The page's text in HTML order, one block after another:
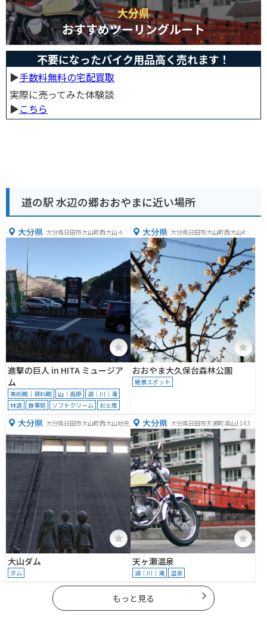
大分県
おすすめツーリングルート
不要になったバイク用品高く売れます！
▶︎手数料無料の宅配買取
実際に売ってみた体験談
▶︎こちら
道の駅 水辺の郷おおやまに近い場所
大分県 大分県日田市大山町西大山４１
進撃の巨人 in HITA ミュージア
ム
美術館｜資料館 山｜高原
湖｜川｜滝
林道
食事処 ソフトクリーム お土産
大分県 大分県日田市大山町西大山473
8
おおやま大久保台森林公園
絶景スポット
大分県 大分県日田市大山町西大山地先
大山ダム
ダム
大分県 大分県日田市天瀬町湯山1143
天ヶ瀬温泉
湖｜川｜滝 温泉
もっと見る